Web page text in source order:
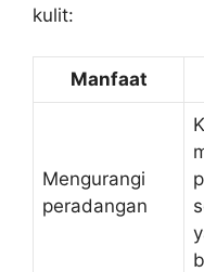
kulit:
Manfaat
Mengurangi
peradangan